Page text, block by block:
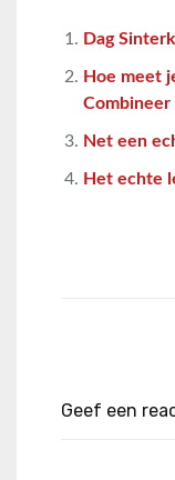
Dag
Hoe meet
Net een
Het echte
Geef een